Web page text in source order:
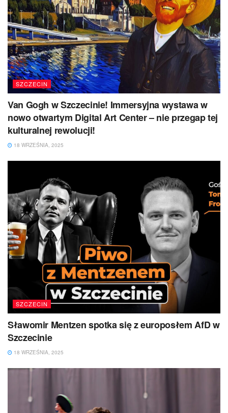
SZCZECIN
Van Gogh w Szczecinie! Immersyjna wystawa w
nowo otwartym Digital Art Center – nie przegap tej
kulturalnej rewolucji!
18 WRZEŚNIA, 2025
SZCZECIN
Sławomir Mentzen spotka się z europosłem AfD w
Szczecinie
18 WRZEŚNIA, 2025